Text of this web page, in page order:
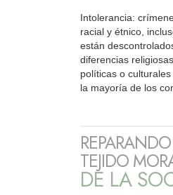
Intolerancia:
racial y étnico,
están
diferencias
políticas o
la mayoría de los
TEJIDO
DE LA